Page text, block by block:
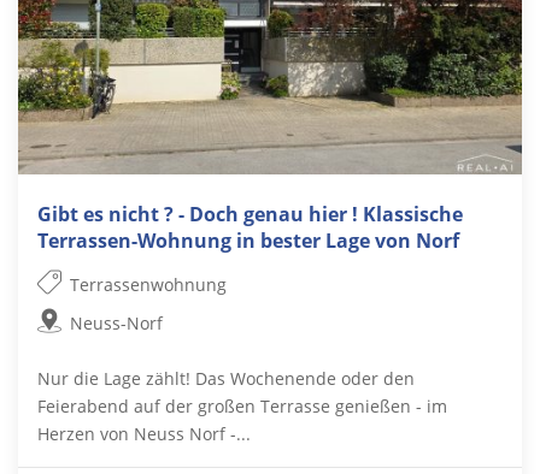
Gibt es nicht ? - Doch genau hier ! Klassische
Terrassen-Wohnung in bester Lage von Norf
Terrassenwohnung
Neuss-Norf
Nur die Lage zählt! Das Wochenende oder den
Feierabend auf der großen Terrasse genießen - im
Herzen von Neuss Norf -...